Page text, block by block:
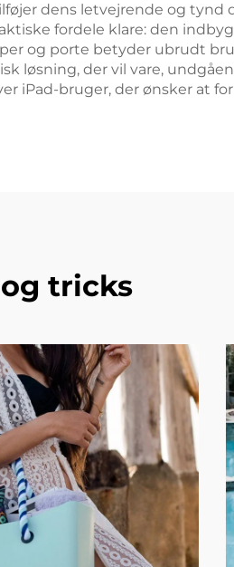
dens letvejrende og tynd
fordele klare: den
og porte betyder ubrudt
løsning, der vil vare,
iPad-bruger, der ønsker at
tricks